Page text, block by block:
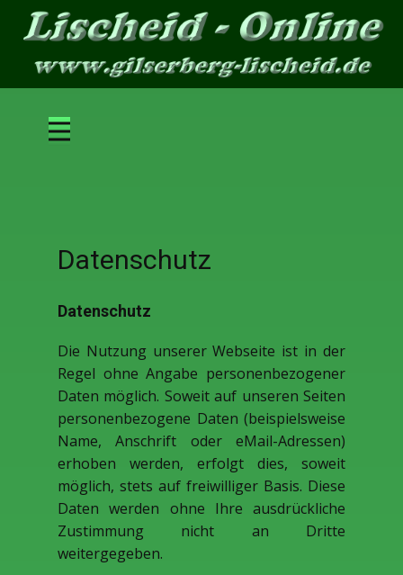
Datenschutz
Datenschutz
Die Nutzung unserer Webseite ist in der
Regel ohne Angabe personenbezogener
Daten möglich. Soweit auf unseren Seiten
personenbezogene Daten (beispielsweise
Name, Anschrift oder eMail-Adressen)
erhoben werden, erfolgt dies, soweit
möglich, stets auf freiwilliger Basis. Diese
Daten werden ohne Ihre ausdrückliche
Zustimmung nicht an Dritte
weitergegeben.